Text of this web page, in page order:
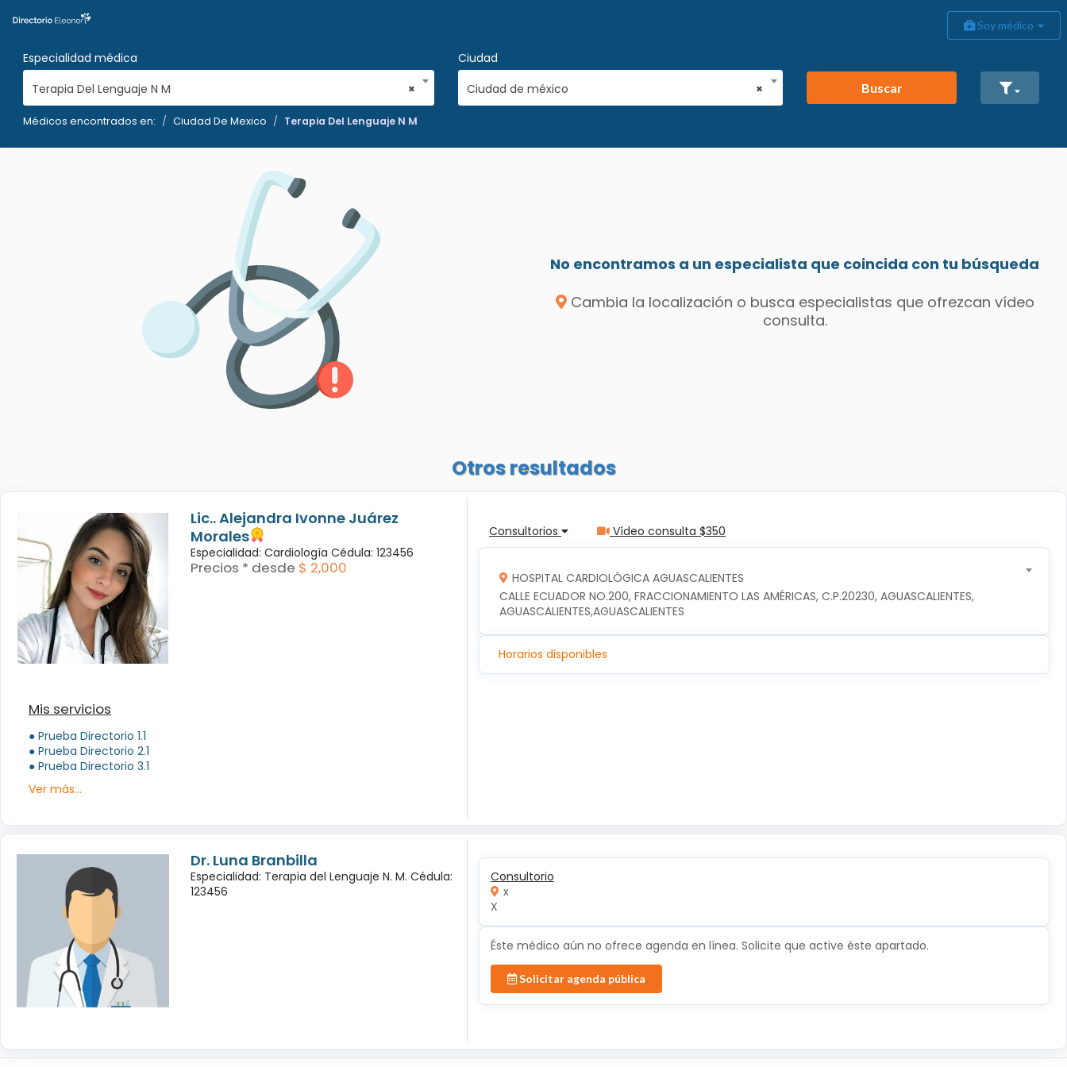
Soy médico
Especialidad médica
×
Terapia Del Lenguaje N M
Ciudad
×
Ciudad de méxico Buscar
Médicos encontrados en: Ciudad De Mexico Terapia Del Lenguaje N M
No encontramos a un especialista que coincida con tu búsqueda
Cambia la localización o busca especialistas que ofrezcan vídeo
consulta.
Otros resultados
Lic.. Alejandra Ivonne Juárez
Morales
Especialidad: Cardiología Cédula: 123456
Precios * desde $ 2,000
Mis servicios
● Prueba Directorio 1.1
● Prueba Directorio 2.1
● Prueba Directorio 3.1
Ver más...
Consultorios Vídeo consulta $350
HOSPITAL CARDIOLÓGICA AGUASCALIENTES
CALLE ECUADOR NO.200, FRACCIONAMIENTO LAS AMÉRICAS, C.P.20230, AGUASCALIENTES,
AGUASCALIENTES,AGUASCALIENTES
Horarios disponibles
Dr. Luna Branbilla
Especialidad: Terapia del Lenguaje N. M. Cédula:
123456
Consultorio
x
X
Éste médico aún no ofrece agenda en línea. Solicite que active éste apartado.
Solicitar agenda pública